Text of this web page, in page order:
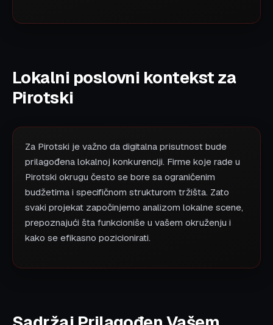
Lokalni poslovni kontekst za
Pirotski
Za Pirotski je važno da digitalna prisutnost bude
prilagođena lokalnoj konkurenciji. Firme koje rade u
Pirotski okrugu često se bore sa ograničenim
budžetima i specifičnom strukturom tržišta. Zato
svaki projekat započinjemo analizom lokalne scene,
prepoznajući šta funkcioniše u vašem okruženju i
kako se efikasno pozicionirati.